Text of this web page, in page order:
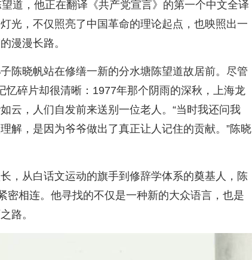
道，他正在翻译《共产党宣言》的第一个中文全译
光，不仅照亮了中国革命的理论起点，也映照出一
漫漫长路。
陈晓帆站在修缮一新的分水塘陈望道故居前。尽管
忆碎片却很清晰：1977年那个阴雨的深秋，上海龙
云，人们自发前来送别一位老人。“当时我还问我
解，是因为爷爷做出了真正让人记住的贡献。”陈晓
，从白话文运动的旗手到修辞学体系的奠基人，陈
密相连。他寻找的不仅是一种新的大众语言，也是
路。